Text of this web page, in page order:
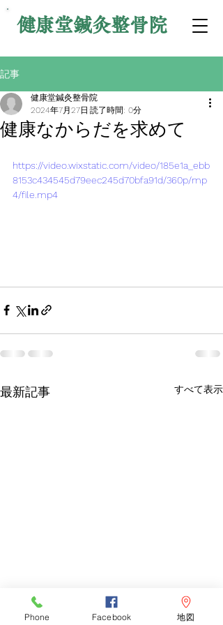
健康堂鍼灸整骨院
記事
健康なからだを求めて
健康堂鍼灸整骨院
2024年7月27日 読了時間: 0分
https://video.wixstatic.com/video/185e1a_ebb
8153c434545d79eec245d70bfa91d/360p/mp
4/file.mp4
最新記事 すべて表示
Phone Facebook 地図